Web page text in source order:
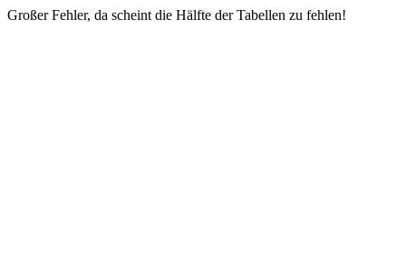
Großer Fehler, da scheint die Hälfte der Tabellen zu fehlen!